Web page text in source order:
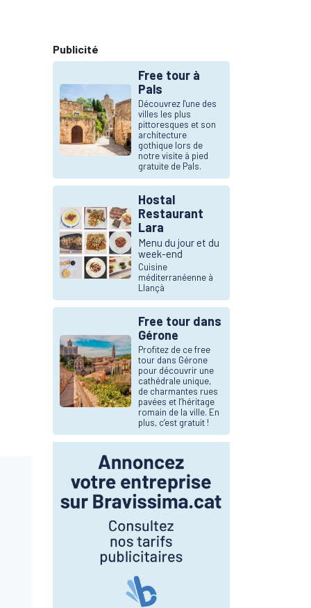
Publicité
Free tour à
Pals
Découvrez l'une des
villes les plus
pittoresques et son
architecture
gothique lors de
notre visite à pied
gratuite de Pals.
Hostal
Restaurant
Lara
Menu du jour et du
week-end
Cuisine
méditerranéenne à
Llançà
Free tour dans
Gérone
Profitez de ce free
tour dans Gérone
pour découvrir une
cathédrale unique,
de charmantes rues
pavées et l’héritage
romain de la ville. En
plus, c’est gratuit !